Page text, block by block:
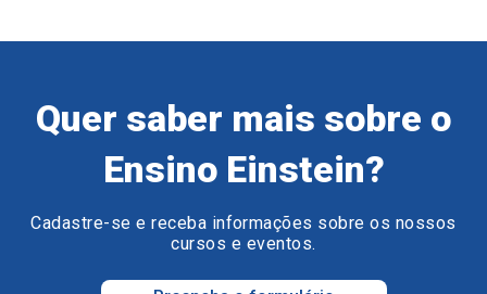
Quer saber mais sobre o
Ensino Einstein?
Cadastre-se e receba informações sobre os nossos
cursos e eventos.